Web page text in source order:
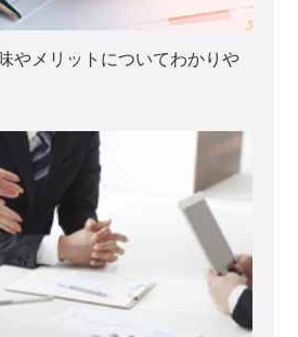
やメリットについてわかりや